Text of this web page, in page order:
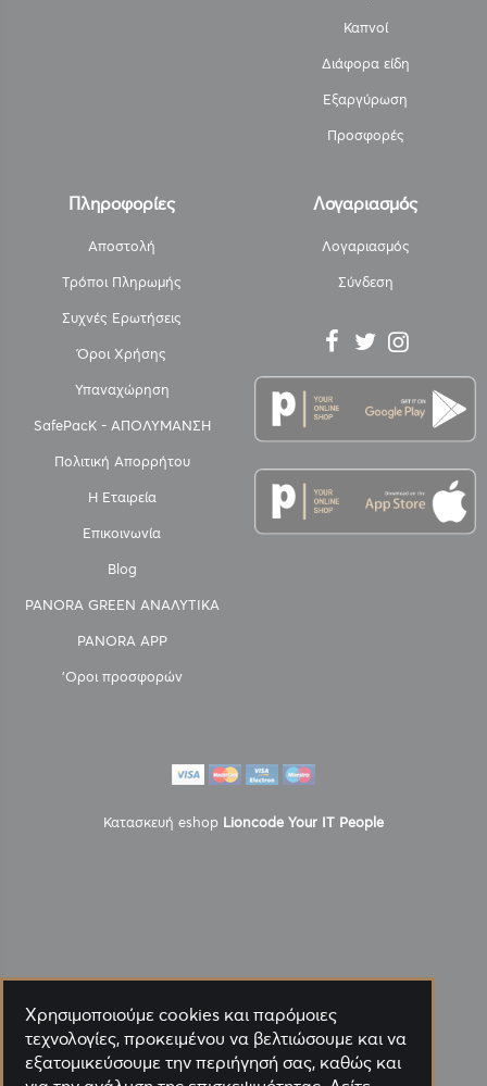
Καπνοί
Διάφορα είδη
Εξαργύρωση
Προσφορές
Πληροφορίες
Αποστολή
Τρόποι Πληρωμής
Συχνές Ερωτήσεις
Όροι Χρήσης
Υπαναχώρηση
SafePacK - ΑΠΟΛΥΜΑΝΣΗ
Πολιτική Απορρήτου
Η Εταιρεία
Επικοινωνία
Blog
PANORA GREEN ΑΝΑΛΥΤΙΚΑ
PANORA APP
'Οροι προσφορών
Λογαριασμός
Λογαριασμός
Σύνδεση
Κατασκευή eshop Lioncode Your IT People
Χρησιμοποιούμε cookies και παρόμοιες
τεχνολογίες, προκειμένου να βελτιώσουμε και να
εξατομικεύσουμε την περιήγησή σας, καθώς και